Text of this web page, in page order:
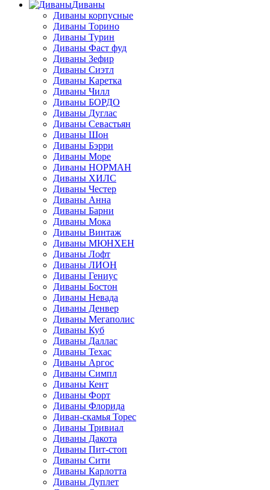
Диваны
Диваны корпусные
Диваны Торино
Диваны Турин
Диваны Фаст фуд
Диваны Зефир
Диваны Сиэтл
Диваны Каретка
Диваны Чилл
Диваны БОРДО
Диваны Дуглас
Диваны Севастьян
Диваны Шон
Диваны Бэрри
Диваны Море
Диваны НОРМАН
Диваны ХИЛС
Диваны Честер
Диваны Анна
Диваны Барни
Диваны Мока
Диваны Винтаж
Диваны МЮНХЕН
Диваны Лофт
Диваны ЛИОН
Диваны Гениус
Диваны Бостон
Диваны Невада
Диваны Денвер
Диваны Мегаполис
Диваны Куб
Диваны Даллас
Диваны Техас
Диваны Аргос
Диваны Симпл
Диваны Кент
Диваны Форт
Диваны Флорида
Диван-скамья Торес
Диваны Тривиал
Диваны Дакота
Диваны Пит-стоп
Диваны Сити
Диваны Карлотта
Диваны Дуплет